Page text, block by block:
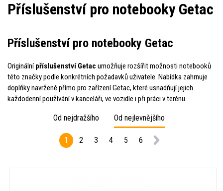
Příslušenství pro notebooky Getac
Příslušenství pro notebooky Getac
Originálnípříslušenství Getac umožňuje rozšířit možnosti notebooků
této značky podle konkrétních požadavků uživatele. Nabídka zahrnuje
doplňky navržené přímo pro zařízení Getac, které usnadňují jejich
každodenní používání v kanceláři, ve vozidle i při práci v terénu.
Od nejdražšího Od nejlevnějšího
1 2 3 4 5 6